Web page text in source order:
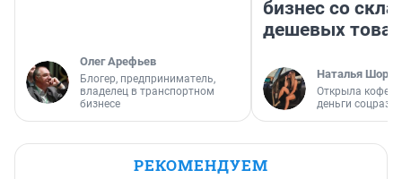
Олег Арефьев
Блогер, предприниматель,
владелец в транспортном
бизнесе
бизнес со
дешевых
Наталья
Открыла
деньги
РЕКОМЕНДУЕМ